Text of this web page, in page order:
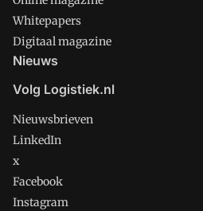
Whitepapers
Digitaal magazine
Nieuws
Volg Logistiek.nl
Nieuwsbrieven
LinkedIn
x
Facebook
Instagram